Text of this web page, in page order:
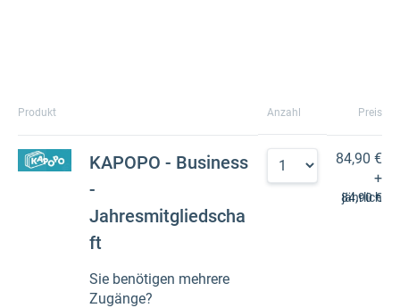
Produkt Anzahl Preis
KAPOPO - Business
-
Jahresmitgliedscha
ft
Sie benötigen mehrere
Zugänge?
84,90 €
+
84,90 €
jährlich